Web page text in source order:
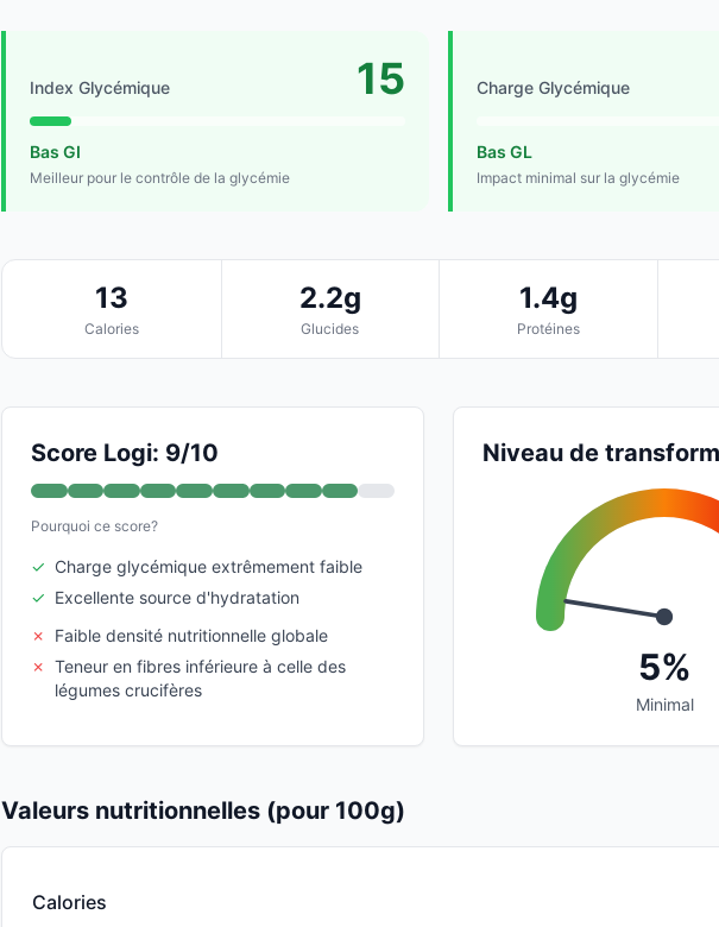
Index Glycémique 15
Bas GI
Meilleur pour le contrôle de la glycémie
Charge Glycémique
Bas GL
Impact minimal sur la glycémie
13
Calories
2.2g
Glucides
1.4g
Protéines
Score Logi: 9/10
Pourquoi ce score?
✓ Charge glycémique extrêmement faible
✓ Excellente source d'hydratation
✗
Faible densité nutritionnelle globale
✗ Teneur en fibres inférieure à celle des
légumes crucifères
Niveau de
5%
Minimal
Valeurs nutritionnelles (pour 100g)
Calories